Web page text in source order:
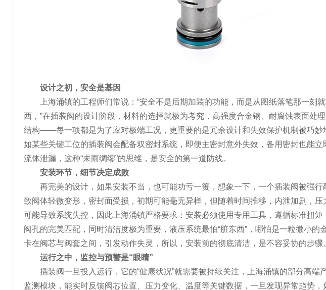
设计之初，安全是基因
上海涌镇的工程师们常说：“安全不是后期加装的功能，而是从图纸落笔那一刻
西，”在插装阀的设计阶段，材料的选择就极为考究，高强度合金钢、耐腐蚀表面处
结构——每一项都是为了应对极端工况，更重要的是冗余设计和失效保护机制被巧妙
如某些关键工位的插装阀会配备双密封系统，即便主密封意外失效，备用密封也能立
流体泄漏，这种“未雨绸缪”的思维，是安全的第一道防线。
安装环节，细节决定成败
再完美的设计，如果安装不当，也可能功亏一篑，想象一下，一个插装阀被强行
致阀体轻微变形，密封面受损，初期可能毫无异样，但随着时间推移，内泄加剧，压
可能导致系统失控，因此上海涌镇严格要求：安装必须使用专用工具，遵循标准扭矩
阀孔的完美匹配，同时清洁度极为重要，液压系统最怕“脏东西”，哪怕是一粒微小的
卡在阀芯与阀套之间，引发动作失灵，所以，安装前的彻底清洁，是不容妥协的步骤
运行之中，监控与预警是“眼睛”
插装阀一旦投入运行，它的“健康状况”就需要被持续关注，上海涌镇的部分高端
监测模块，能实时反馈阀芯位置、压力变化、温度等关键数据，一旦发现异常趋势，